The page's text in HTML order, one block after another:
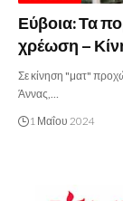
Εύβοια: Τα
χρέωση –
Σε κίνηση "ματ"
Άννας,…
1 Μαΐου 2024